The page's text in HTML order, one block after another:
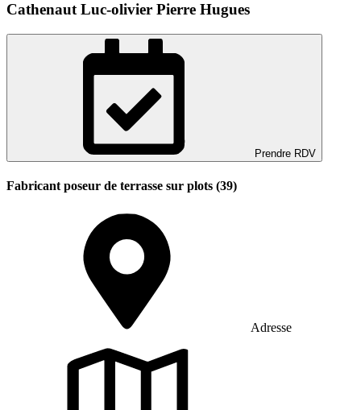
Cathenaut Luc-olivier Pierre Hugues
Prendre RDV
Fabricant poseur de terrasse sur plots (39)
Adresse